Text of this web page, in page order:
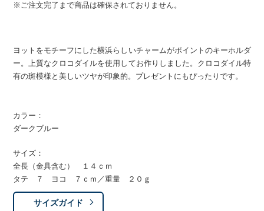
※ご注文完了まで商品は確保されておりません。
ヨットをモチーフにした横浜らしいチャームがポイントのキーホルダ
ー。上質なクロコダイルを使用してお作りしました。クロコダイル特
有の斑模様と美しいツヤが印象的。プレゼントにもぴったりです。
カラー：
ダークブルー
サイズ：
全長（金具含む） １４ｃｍ
タテ ７ ヨコ ７ｃｍ／重量 ２０ｇ
サイズガイド